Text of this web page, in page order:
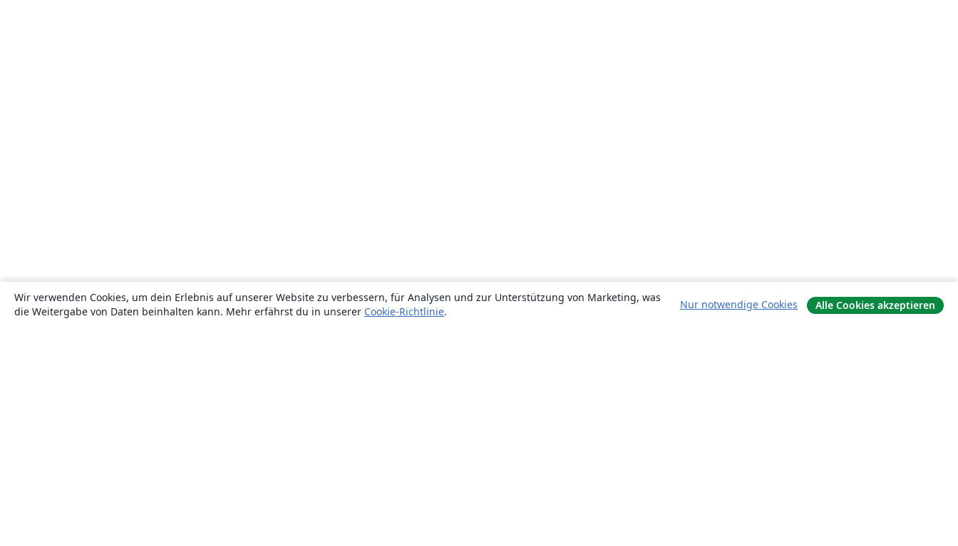
Wir verwenden Cookies, um dein Erlebnis auf unserer Website zu verbessern, für Analysen und zur Unterstützung von Marketing, was
die Weitergabe von Daten beinhalten kann. Mehr erfährst du in unserer Cookie-Richtlinie.
Nur notwendige Cookies Alle Cookies akzeptieren